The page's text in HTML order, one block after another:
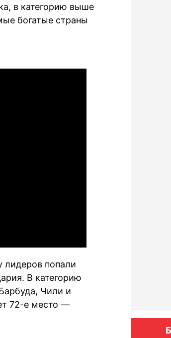
в категорию выше
богатые страны
лидеров попали
В категорию
Чили и
72-е место —